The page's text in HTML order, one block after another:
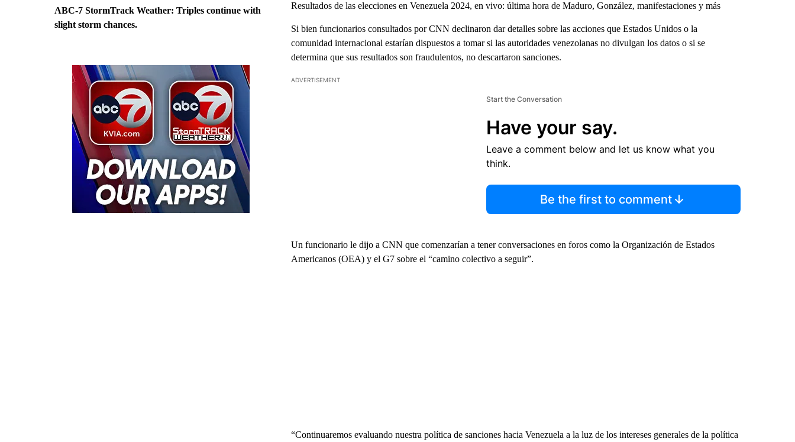
ABC-7 StormTrack Weather: Triples continue with
slight storm chances.
Resultados de las elecciones en Venezuela 2024, en vivo: última hora de Maduro, González, manifestaciones y más
Si bien funcionarios consultados por CNN declinaron dar detalles sobre las acciones que Estados Unidos o la
comunidad internacional estarían dispuestos a tomar si las autoridades venezolanas no divulgan los datos o si se
determina que sus resultados son fraudulentos, no descartaron sanciones.
ADVERTISEMENT
Start the Conversation
Have your say.
Leave a comment below and let us know what you
think.
Be the first to comment
Un funcionario le dijo a CNN que comenzarían a tener conversaciones en foros como la Organización de Estados
Americanos (OEA) y el G7 sobre el “camino colectivo a seguir”.
“Continuaremos evaluando nuestra política de sanciones hacia Venezuela a la luz de los intereses generales de la política